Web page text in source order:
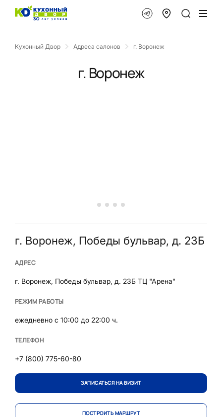
Кухонный Двор Адреса салонов г. Воронеж
г. Воронеж
г. Воронеж, Победы бульвар, д. 23Б
АДРЕС
г. Воронеж, Победы бульвар, д. 23Б ТЦ "Арена"
РЕЖИМ РАБОТЫ
ежедневно с 10:00 до 22:00 ч.
ТЕЛЕФОН
+7 (800) 775-60-80
ЗАПИСАТЬСЯ НА ВИЗИТ
ПОСТРОИТЬ МАРШРУТ